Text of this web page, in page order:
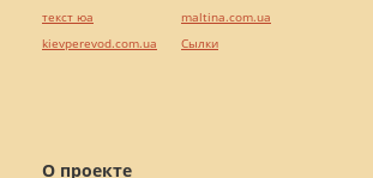
О проекте
текст юа
kievperevod.com.ua
maltina.com.ua
Cылки